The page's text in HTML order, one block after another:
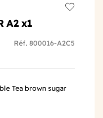
A2 x1
Réf. 800016-A2C5
Tea brown sugar